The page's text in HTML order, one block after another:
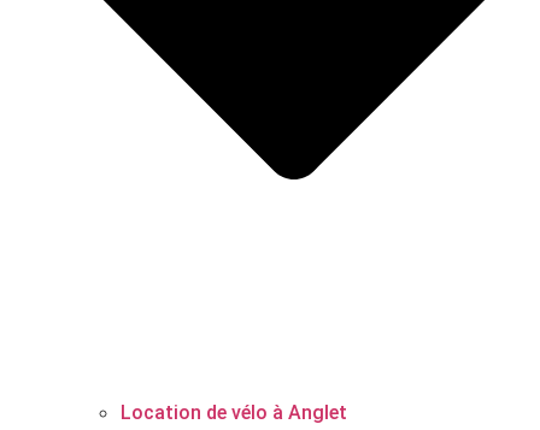
Location de vélo à Anglet